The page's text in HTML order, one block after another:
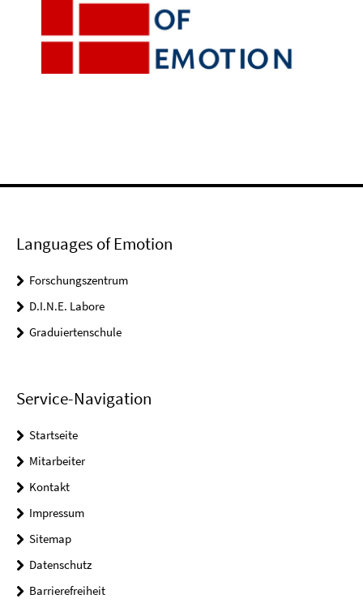
Languages of Emotion
Forschungszentrum
D.I.N.E. Labore
Graduiertenschule
Service-Navigation
Startseite
Mitarbeiter
Kontakt
Impressum
Sitemap
Datenschutz
Barrierefreiheit